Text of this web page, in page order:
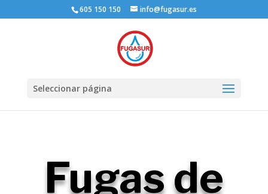
605 150 150 info@fugasur.es
Seleccionar página
Fugas de